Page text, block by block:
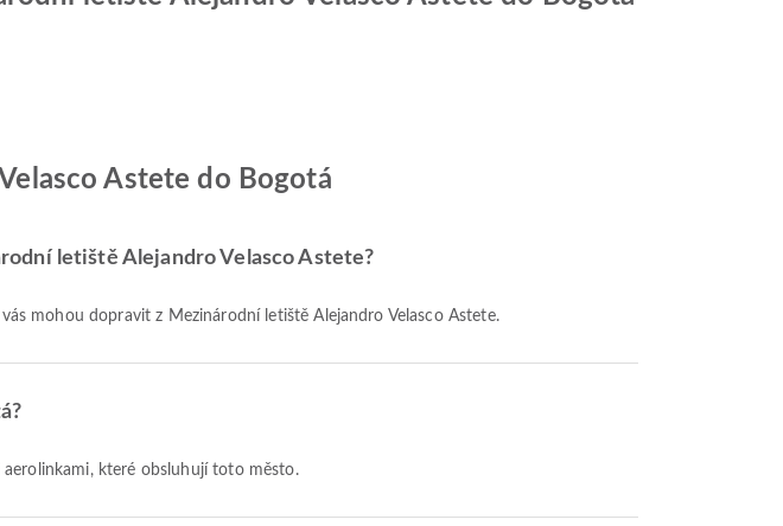
Astete do Bogotá
letiště Alejandro Velasco Astete?
mohou dopravit z Mezinárodní letiště Alejandro Velasco Astete.
aerolinkami, které obsluhují toto město.